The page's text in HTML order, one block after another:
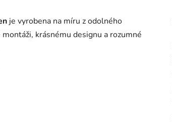
je vyrobena na míru z odolného
krásnému designu a rozumné